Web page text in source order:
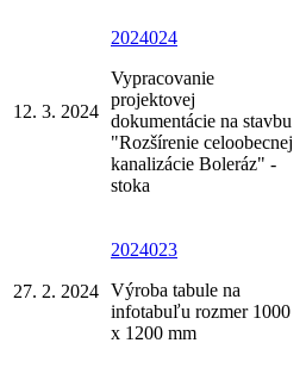
12. 3. 2024
2024024
Vypracovanie
projektovej
dokumentácie na stavbu
"Rozšírenie celoobecnej
kanalizácie Boleráz" -
stoka
27. 2. 2024
2024023
Výroba tabule na
infotabuľu rozmer 1000
x 1200 mm